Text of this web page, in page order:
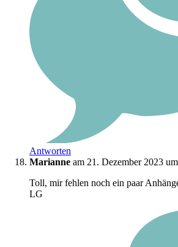
Antworten
Marianne am 21. Dezember 2023
Toll, mir fehlen noch ein paar
LG